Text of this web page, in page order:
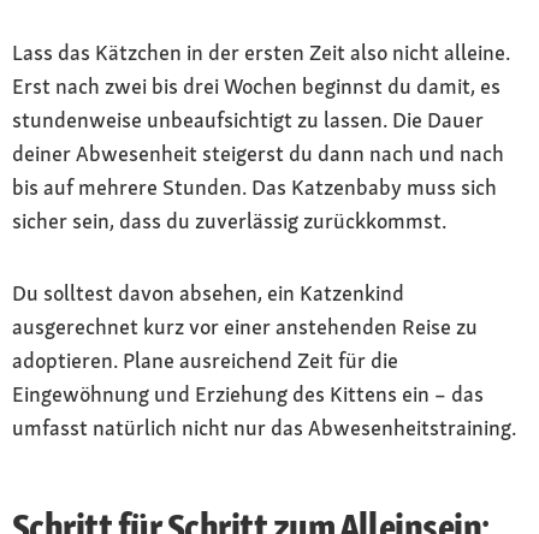
Lass das Kätzchen in der ersten Zeit also nicht alleine.
Erst nach zwei bis drei Wochen beginnst du damit, es
stundenweise unbeaufsichtigt zu lassen. Die Dauer
deiner Abwesenheit steigerst du dann nach und nach
bis auf mehrere Stunden. Das Katzenbaby muss sich
sicher sein, dass du zuverlässig zurückkommst.
Du solltest davon absehen, ein Katzenkind
ausgerechnet kurz vor einer anstehenden Reise zu
adoptieren. Plane ausreichend Zeit für die
Eingewöhnung und Erziehung des Kittens ein – das
umfasst natürlich nicht nur das Abwesenheitstraining.